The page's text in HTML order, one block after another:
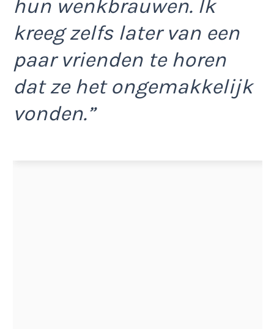
hun wenkbrauwen. Ik
kreeg zelfs later van een
paar vrienden te horen
dat ze het ongemakkelijk
vonden.”